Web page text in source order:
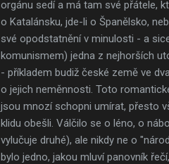
orgánu sedí a má tam své přátele,
o Katalánsku, jde-li o Španělsko,
své opodstatnění v minulosti - a
komunismem) jedna z nejhorších
- příkladem budiž české země ve
o jejich neměnnosti. Toto
jsou mnozí schopni umírat, přesto
klidu obešli. Válčilo se o léno, o
vylučuje druhé), ale nikdy ne o
bylo jedno, jakou mluví panovník